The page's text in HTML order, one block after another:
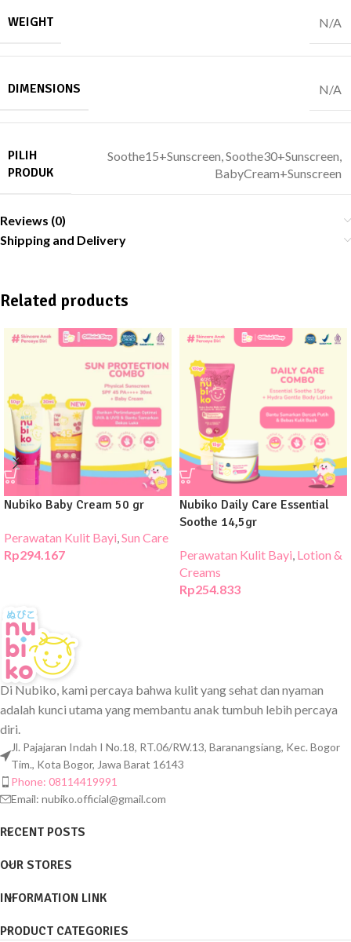
WEIGHT N/A
DIMENSIONS N/A
PILIH
PRODUK
Soothe15+Sunscreen Soothe30+Sunscreen
BabyCream+Sunscreen
Reviews (0)
Shipping and Delivery
Related products
Nubiko Baby Cream 50 gr
Perawatan Kulit Bayi,Sun Care
Rp294.167
Nubiko Daily Care Essential
Soothe 14,5gr
Perawatan Kulit Bayi, Lotion &
Creams
Rp254.833
Di Nubiko, kami percaya bahwa kulit yang sehat dan nyaman
adalah kunci utama yang membantu anak tumbuh lebih percaya
diri.
Jl. Pajajaran Indah I No.18, RT.06/RW.13, Baranangsiang, Kec. Bogor
Tim., Kota Bogor, Jawa Barat 16143
Phone: 08114419991
Email: nubiko.official@gmail.com
RECENT POSTS
OUR STORES
INFORMATION LINK
PRODUCT CATEGORIES